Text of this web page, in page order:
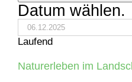
Datum wählen.
Laufend
Naturerleben im